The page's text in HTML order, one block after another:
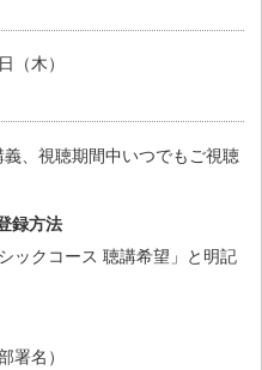
（木）
、視聴期間中いつでもご視聴
録方法
ックコース 聴講希望」と明記
署名）